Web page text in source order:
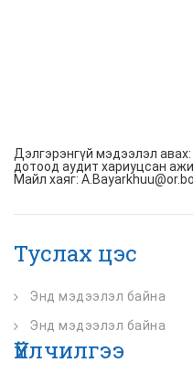
Дэлгэрэнгүй мэдээлэл
дотоод аудит хариуцсан
Майл хаяг:
Туслах цэс
Энд мэдээлэл байна
Энд мэдээлэл байна
Үйлчилгээ